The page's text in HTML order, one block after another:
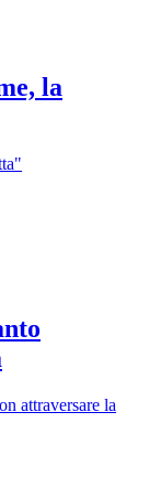
la
attraversare la